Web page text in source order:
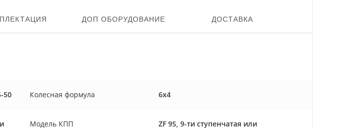
ДОП ОБОРУДОВАНИЕ ДОСТАВКА
50 Колесная формулa 6x4
Модель КПП
ZF 9S, 9-ти ступенчатая или